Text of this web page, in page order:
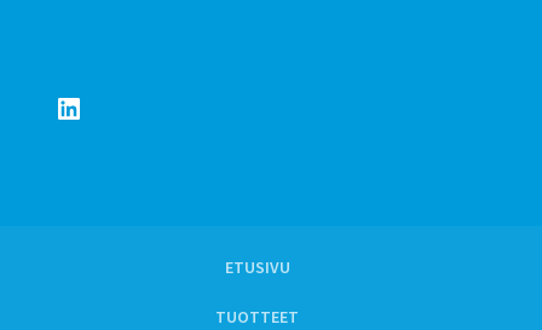
LinkedIn
ETUSIVU
TUOTTEET